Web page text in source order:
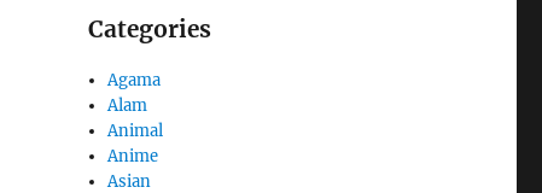
Categories
Agama
Alam
Animal
Anime
Asian